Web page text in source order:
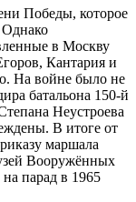
Победы, которое
Однако
в Москву
Кантария и
На войне было не
батальона 150-й
Неустроева
В итоге от
маршала
Вооружённых
парад в 1965